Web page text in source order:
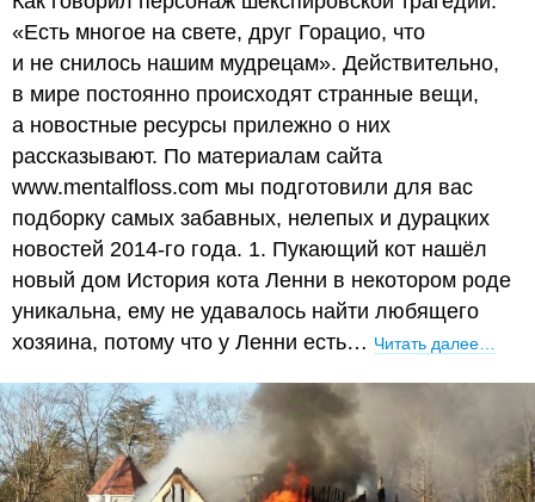
«Есть многое на свете, друг Горацио, что
и не снилось нашим мудрецам». Действительно,
в мире постоянно происходят странные вещи,
а новостные ресурсы прилежно о них
рассказывают. По материалам сайта
www.mentalfloss.com мы подготовили для вас
подборку самых забавных, нелепых и дурацких
новостей 2014-го года. 1. Пукающий кот нашёл
новый дом История кота Ленни в некотором роде
уникальна, ему не удавалось найти любящего
хозяина, потому что у Ленни есть… Читать далее…